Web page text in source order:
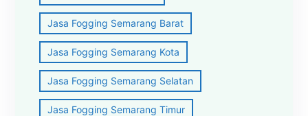
Jasa Fogging Semarang Barat
Jasa Fogging Semarang Kota
Jasa Fogging Semarang Selatan
Jasa Fogging Semarang Timur